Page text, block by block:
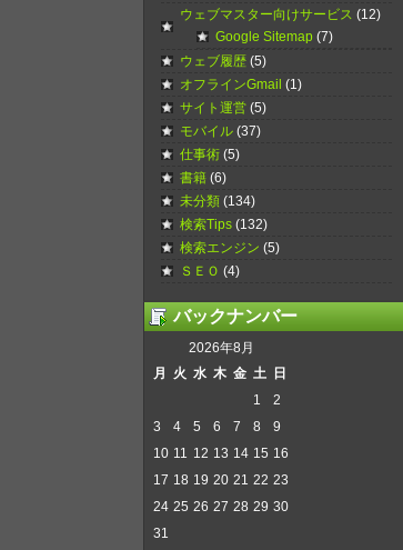
ウェブマスター向けサービス (12)
Google Sitemap (7)
ウェブ履歴 (5)
オフラインGmail (1)
サイト運営 (5)
モバイル (37)
仕事術 (5)
書籍 (6)
未分類 (134)
検索Tips (132)
検索エンジン (5)
ＳＥＯ (4)
バックナンバー
2026年8月
月
火 水 木 金 土 日
1
2
3
4 5 6 7 8
9
10 11 12 13 14 15 16
17 18 19 20 21 22 23
24 25 26 27 28 29 30
31